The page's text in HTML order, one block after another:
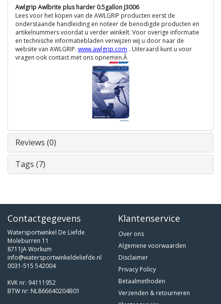
Awlgrip Awlbrite plus harder 0.5gallon J3006
Lees voor het kopen van de AWLGRIP producten eerst de
onderstaande handleiding en noteer de benodigde producten en
artikelnummers voordat u verder winkelt. Voor overige informatie
en technische informatiebladen verwijzen wij u door naar de
website van AWLGRIP. www.awlgrip.com . Uiteraard kunt u voor
vragen ook contact met ons opnemen.Â
Reviews (0)
Tags (7)
Contactgegevens
Watersportwinkel De Liefde
Moleburren 11
8711JA Workum
info@watersportwinkeldeliefde.nl
0031-515 542004
KVK nr: 94111952
BTW nr: NL866640204B01
Klantenservice
Over ons
Algemene voorwaarden
Disclaimer
Privacy Policy
Betaalmethoden
Verzenden & retourneren